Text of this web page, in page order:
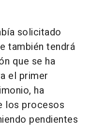
solicitado
también tendrá
que se ha
el primer
ha
los procesos
pendientes